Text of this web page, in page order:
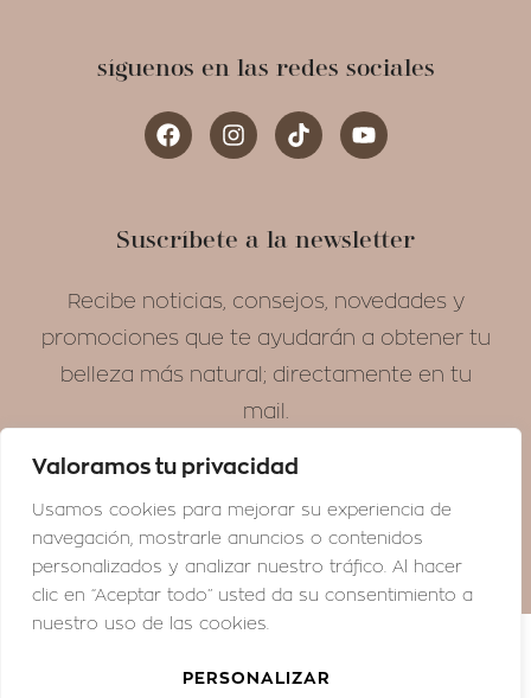
Valoramos tu privacidad
Usamos cookies para mejorar su experiencia de
navegación, mostrarle anuncios o contenidos
personalizados y analizar nuestro tráfico. Al hacer
clic en “Aceptar todo” usted da su consentimiento a
nuestro uso de las cookies.
PERSONALIZAR
síguenos en las redes sociales
Suscríbete a la newsletter
Recibe noticias, consejos, novedades y
promociones que te ayudarán a obtener tu
belleza más natural; directamente en tu
mail.